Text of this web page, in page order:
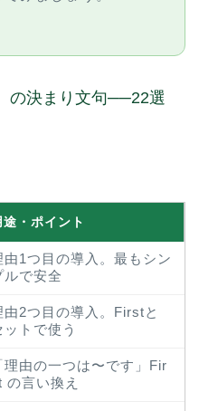
の決まり文句──22選
途・ポイント
由1つ目の導入。最もシン
ルで安全
由2つ目の導入。Firstと
ットで使う
理由の一つは〜です」Fir
の言い換え